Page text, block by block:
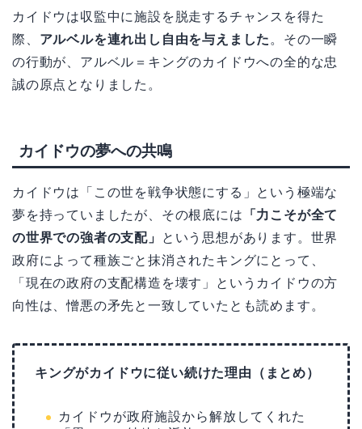
カイドウは収監中に施設を脱走するチャンスを得た
際、 アルベルを連れ出し自由を与えました 。その一瞬
の行動が、アルベル＝キングのカイドウへの全的な忠
誠の原点となりました。
カイドウの夢への共鳴
カイドウは「この世を戦争状態にする」という極端な
夢を持っていましたが、その根底には 「力こそが全て
の世界での強者の支配」
という思想があります。世界
政府によって種族ごと抹消されたキングにとって、
「現在の政府の支配構造を壊す」というカイドウの方
向性は、憎悪の矛先と一致していたとも読めます。
キングがカイドウに従い続けた理由（まとめ）
カイドウが政府施設から解放してくれた